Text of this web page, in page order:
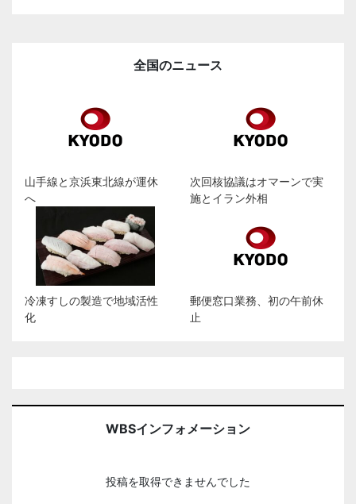
全国のニュース
山手線と京浜東北線が運休
へ
次回核協議はオマーンで実
施とイラン外相
冷凍すしの製造で地域活性
化
郵便窓口業務、初の午前休
止
WBSインフォメーション
投稿を取得できませんでした